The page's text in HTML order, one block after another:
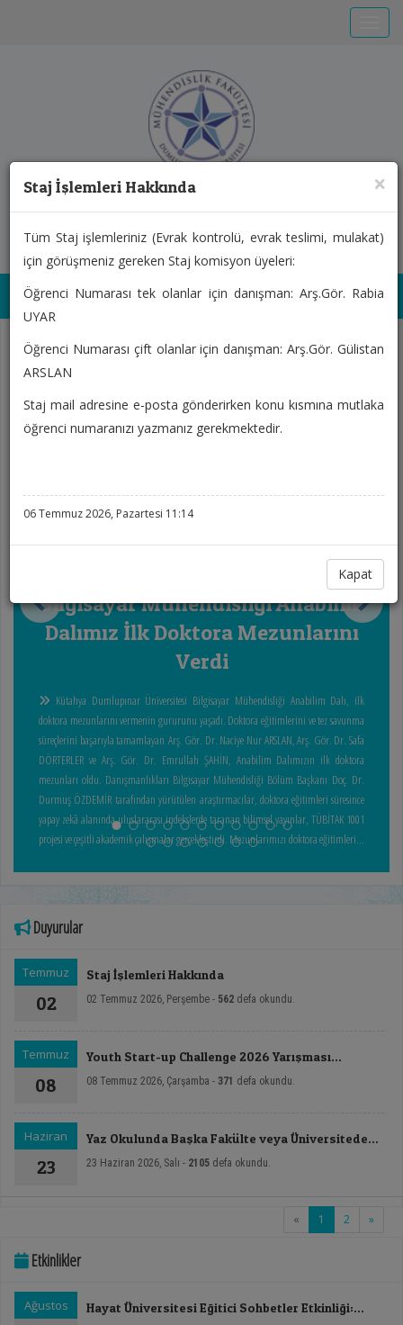
T.C. KÜTAHYA DUMLUPINAR ÜNİVERSİTESİ
Bilgisayar Mühendisliği
×
Staj İşlemleri Hakkında
Tüm Staj işlemleriniz (Evrak kontrolü, evrak teslimi, mulakat)
için görüşmeniz gereken Staj komisyon üyeleri:
Öğrenci Numarası tek olanlar için danışman: Arş.Gör. Rabia
UYAR
Öğrenci Numarası çift olanlar için danışman: Arş.Gör. Gülistan
ARSLAN
Staj mail adresine e-posta gönderirken konu kısmına mutlaka
öğrenci numaranızı yazmanız gerekmektedir.
06 Temmuz 2026, Pazartesi 11:14
Kapat
Bilgisayar Mühendisliği Anabilim
Dalımız İlk Doktora Mezunlarını
Verdi
Kütahya Dumlupınar Üniversitesi Bilgisayar Mühendisliği Anabilim Dalı, ilk
doktora mezunlarını vermenin gururunu yaşadı. Doktora eğitimlerini ve tez savunma
süreçlerini başarıyla tamamlayan Arş. Gör. Dr. Naciye Nur ARSLAN, Arş. Gör. Dr. Safa
DÖRTERLER ve Arş. Gör. Dr. Emrullah ŞAHİN, Anabilim Dalımızın ilk doktora
mezunları oldu. Danışmanlıkları Bilgisayar Mühendisliği Bölüm Başkanı Doç. Dr.
Durmuş ÖZDEMİR tarafından yürütülen araştırmacılar, doktora eğitimleri süresince
yapay zekâ alanında uluslararası indekslerde taranan bilimsel yayınlar, TÜBİTAK 1001
projesi ve çeşitli akademik çalışmalar gerçekleştirdi. Mezunlarımızı doktora eğitimlerini
teşekkür ediyoruz.
Previous
Duyurular
Temmuz
02
Staj İşlemleri Hakkında
02 Temmuz 2026, Perşembe - 562 defa okundu.
Temmuz
08
Youth Start-up Challenge 2026 Yarışması
08 Temmuz 2026, Çarşamba - 371 defa okundu.
Haziran
23
Yaz Okulunda Başka Fakülte veya Üniversiteden
23 Haziran 2026, Salı - 2105 defa okundu.
« 1 (current)
2 »
Etkinlikler
Ağustos
Hayat Üniversitesi Eğitici Sohbetler Etkinliği: